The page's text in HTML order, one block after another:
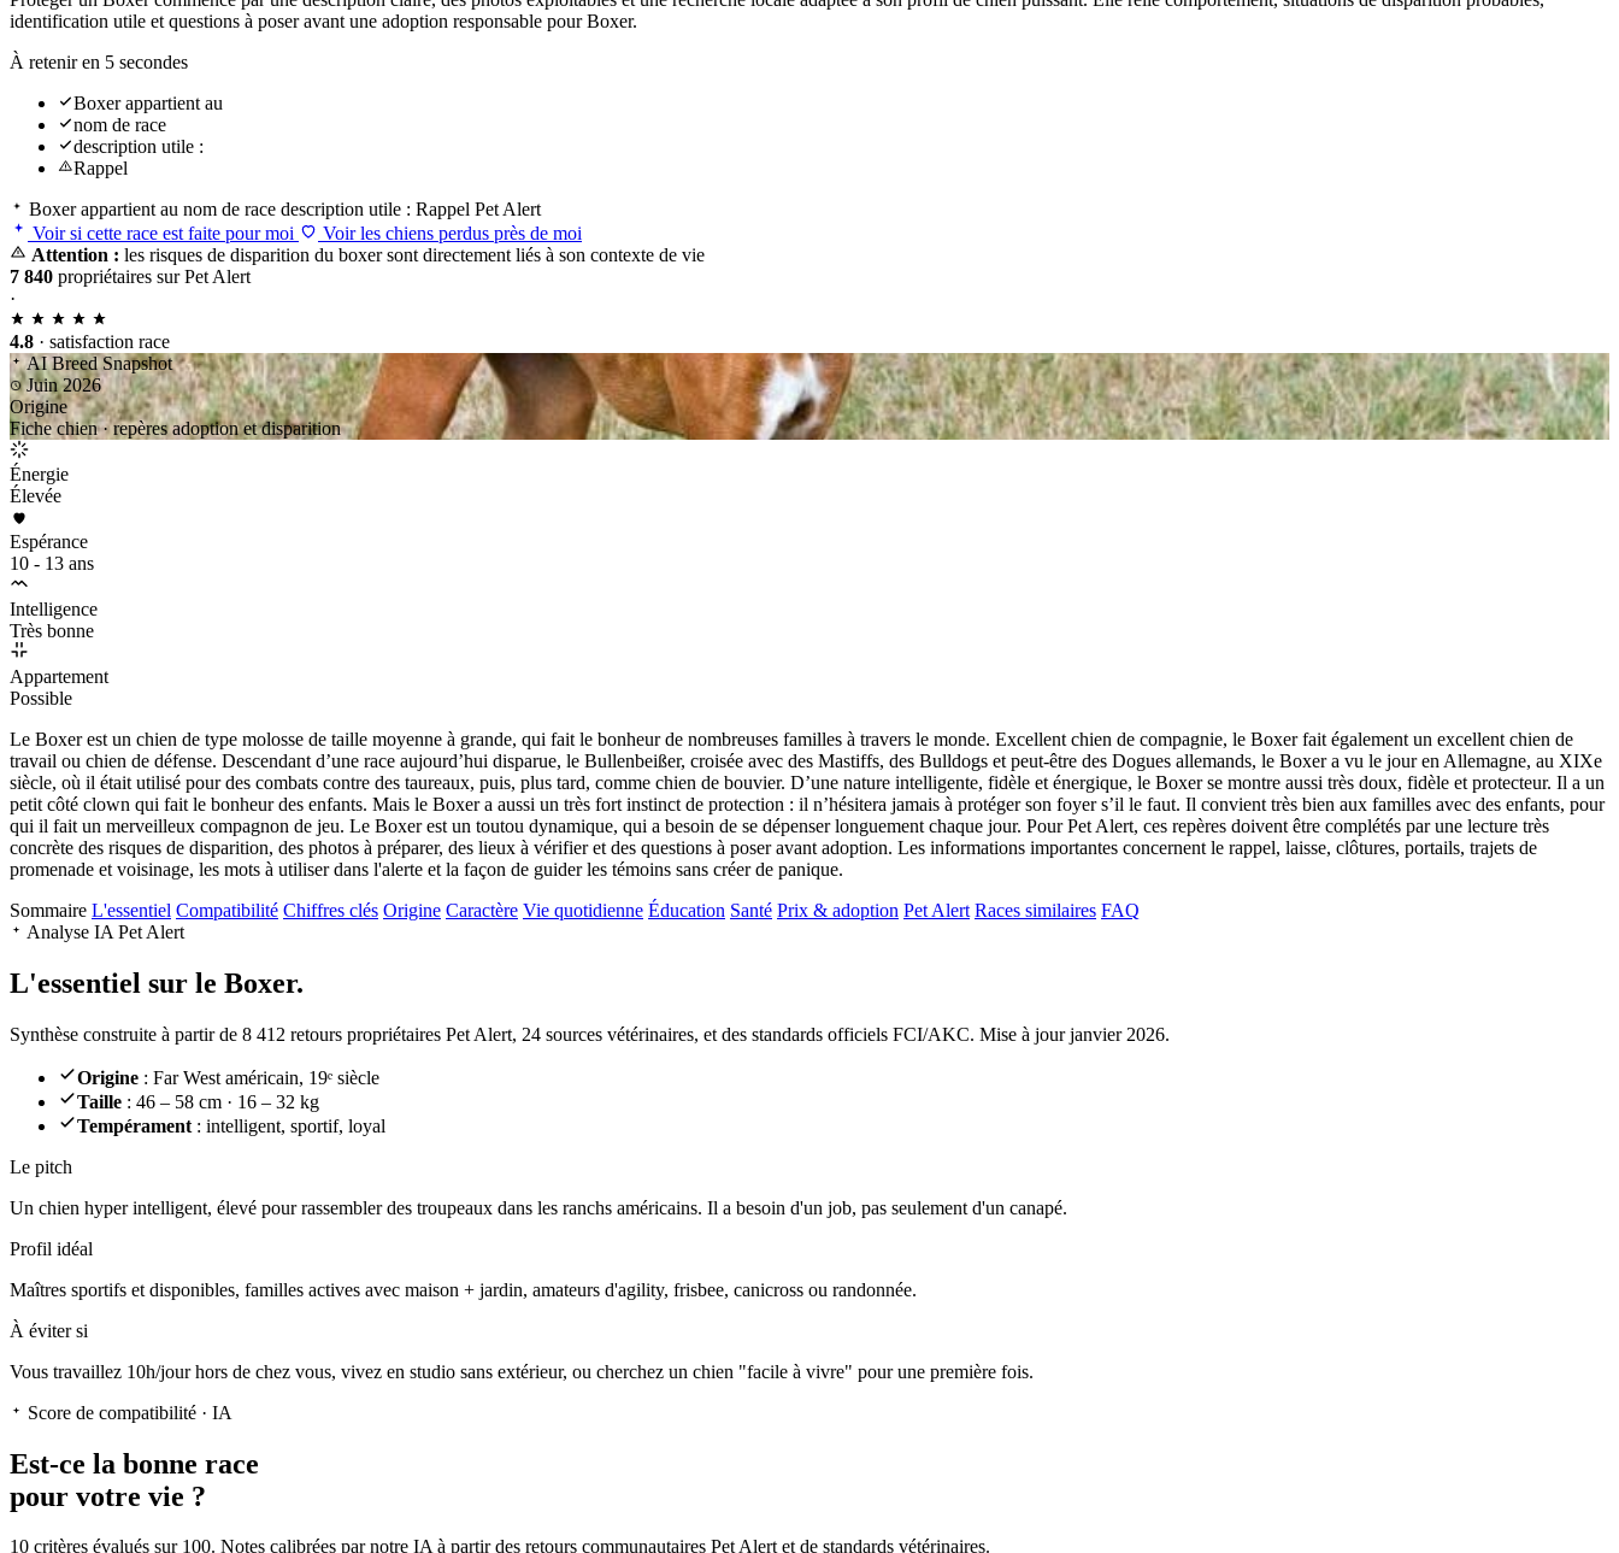
identification utile et questions à poser avant une adoption responsable pour Boxer.
À retenir en 5 secondes
Boxer appartient au
nom de race
description utile :
Rappel
Boxer appartient au nom de race description utile : Rappel Pet Alert
Voir si cette race est faite pour moi
Voir les chiens perdus près de moi
Attention : les risques de disparition du boxer sont directement liés à son contexte de vie
7 840 propriétaires sur Pet Alert
·
4.8 · satisfaction race
AI Breed Snapshot
Juin 2026
Origine
Fiche chien · repères adoption et disparition
Énergie
Élevée
Espérance
10 - 13 ans
Intelligence
Très bonne
Appartement
Possible
Le Boxer est un chien de type molosse de taille moyenne à grande, qui fait le bonheur de nombreuses familles à travers le monde. Excellent chien de compagnie, le Boxer fait également un excellent chien de
travail ou chien de défense. Descendant d’une race aujourd’hui disparue, le Bullenbeißer, croisée avec des Mastiffs, des Bulldogs et peut-être des Dogues allemands, le Boxer a vu le jour en Allemagne, au XIXe
siècle, où il était utilisé pour des combats contre des taureaux, puis, plus tard, comme chien de bouvier. D’une nature intelligente, fidèle et énergique, le Boxer se montre aussi très doux, fidèle et protecteur. Il a un
petit côté clown qui fait le bonheur des enfants. Mais le Boxer a aussi un très fort instinct de protection : il n’hésitera jamais à protéger son foyer s’il le faut. Il convient très bien aux familles avec des enfants, pour
qui il fait un merveilleux compagnon de jeu. Le Boxer est un toutou dynamique, qui a besoin de se dépenser longuement chaque jour. Pour Pet Alert, ces repères doivent être complétés par une lecture très
concrète des risques de disparition, des photos à préparer, des lieux à vérifier et des questions à poser avant adoption. Les informations importantes concernent le rappel, laisse, clôtures, portails, trajets de
promenade et voisinage, les mots à utiliser dans l'alerte et la façon de guider les témoins sans créer de panique.
Sommaire L'essentiel Compatibilité Chiffres clés Origine Caractère Vie quotidienne Éducation Santé Prix & adoption Pet Alert Races similaires FAQ
Analyse IA Pet Alert
L'essentiel sur le Boxer.
Synthèse construite à partir de 8 412 retours propriétaires Pet Alert, 24 sources vétérinaires, et des standards officiels FCI/AKC. Mise à jour janvier 2026.
Origine : Far West américain, 19ᵉ siècle
Taille : 46 – 58 cm · 16 – 32 kg
Tempérament : intelligent, sportif, loyal
Le pitch
Un chien hyper intelligent, élevé pour rassembler des troupeaux dans les ranchs américains. Il a besoin d'un job, pas seulement d'un canapé.
Profil idéal
Maîtres sportifs et disponibles, familles actives avec maison + jardin, amateurs d'agility, frisbee, canicross ou randonnée.
À éviter si
Vous travaillez 10h/jour hors de chez vous, vivez en studio sans extérieur, ou cherchez un chien "facile à vivre" pour une première fois.
Score de compatibilité · IA
Est-ce la bonne race
pour votre vie ?
10 critères évalués sur 100. Notes calibrées par notre IA à partir des retours communautaires Pet Alert et de standards vétérinaires.